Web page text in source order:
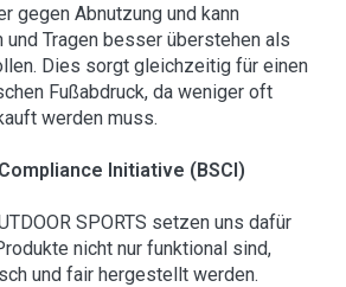
gegen Abnutzung und kann
und Tragen besser überstehen als
Dies sorgt gleichzeitig für einen
Fußabdruck, da weniger oft
werden muss.
Initiative (BSCI)
SPORTS setzen uns dafür
nicht nur funktional sind,
und fair hergestellt werden.